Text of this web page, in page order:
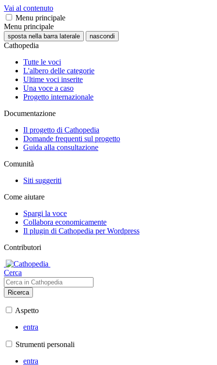
Vai al contenuto
Menu principale
Menu principale
sposta nella barra laterale nascondi
Cathopedia
Tutte le voci
L'albero delle categorie
Ultime voci inserite
Una voce a caso
Progetto internazionale
Documentazione
Il progetto di Cathopedia
Domande frequenti sul progetto
Guida alla consultazione
Comunità
Siti suggeriti
Come aiutare
Spargi la voce
Collabora economicamente
Il plugin di Cathopedia per Wordpress
Contributori
Cerca
Ricerca
Aspetto
entra
Strumenti personali
entra